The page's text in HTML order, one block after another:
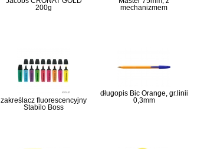
200g
mechanizmem
zakreślacz fluorescencyjny
Stabilo Boss
długopis Bic Orange, gr.linii
0,3mm